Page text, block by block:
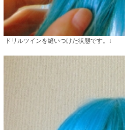
ドリルツインを縫いつけた状態です。↓